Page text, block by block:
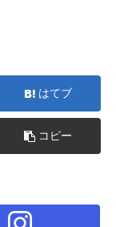
はてブ
コピー